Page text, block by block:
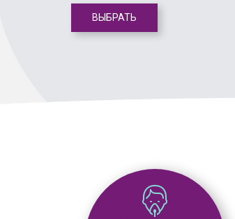
ВЫБРАТЬ